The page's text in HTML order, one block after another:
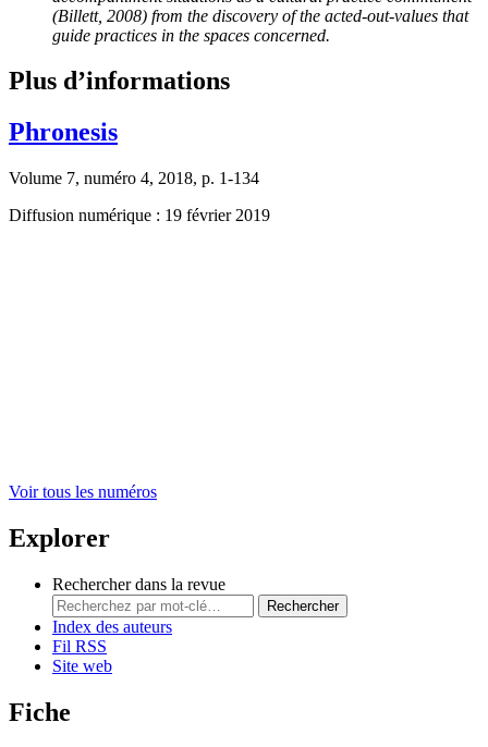
(Billett, 2008) from the discovery of the acted-out-values that
guide practices in the spaces concerned.
Plus d’informations
Phronesis
Volume 7, numéro 4, 2018, p. 1-134
Diffusion numérique : 19 février 2019
Voir tous les numéros
Explorer
Rechercher dans la revue
Rechercher
Index des auteurs
Fil RSS
Site web
Fiche